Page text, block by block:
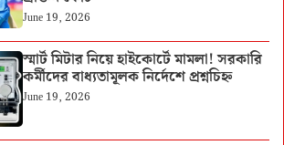
June 19, 2026
স্মার্ট মিটার নিয়ে হাইকোর্টে মামলা! সরকারি
কর্মীদের বাধ্যতামূলক নির্দেশে প্রশ্নচিহ্ন
June 19, 2026